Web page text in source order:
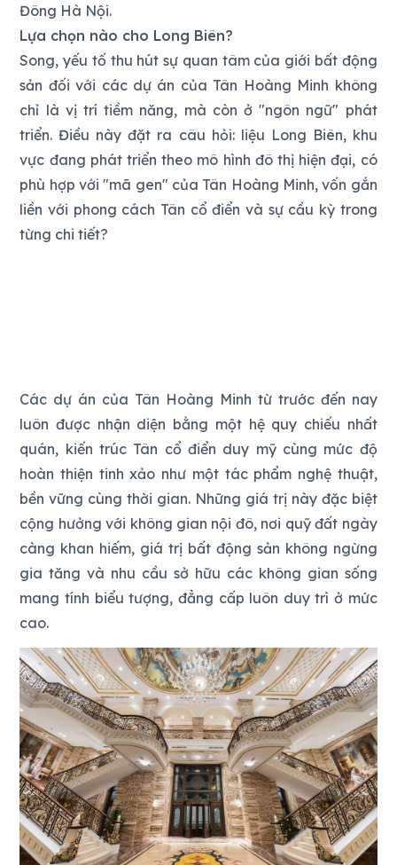
Đông Hà Nội.
Lựa chọn nào cho Long Biên?
Song, yếu tố thu hút sự quan tâm của giới bất động
sản đối với các dự án của Tân Hoàng Minh không
chỉ là vị trí tiềm năng, mà còn ở "ngôn ngữ" phát
triển. Điều này đặt ra câu hỏi: liệu Long Biên, khu
vực đang phát triển theo mô hình đô thị hiện đại, có
phù hợp với "mã gen" của Tân Hoàng Minh, vốn gắn
liền với phong cách Tân cổ điển và sự cầu kỳ trong
từng chi tiết?
Các dự án của Tân Hoàng Minh từ trước đến nay
luôn được nhận diện bằng một hệ quy chiếu nhất
quán, kiến trúc Tân cổ điển duy mỹ cùng mức độ
hoàn thiện tinh xảo như một tác phẩm nghệ thuật,
bền vững cùng thời gian. Những giá trị này đặc biệt
cộng hưởng với không gian nội đô, nơi quỹ đất ngày
càng khan hiếm, giá trị bất động sản không ngừng
gia tăng và nhu cầu sở hữu các không gian sống
mang tính biểu tượng, đẳng cấp luôn duy trì ở mức
cao.